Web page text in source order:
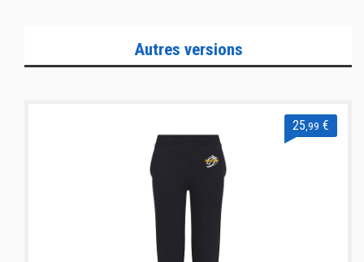
Autres versions
25 ,99 €